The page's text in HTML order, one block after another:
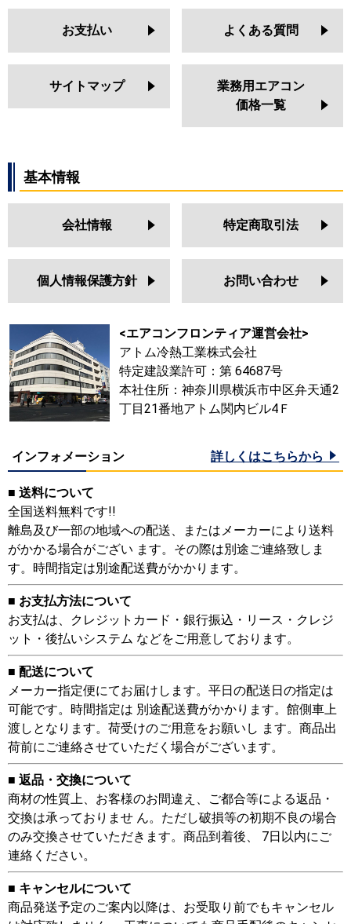
お支払い よくある質問
サイトマップ
業務用エアコン
価格一覧
基本情報
会社情報 特定商取引法
個人情報保護方針 お問い合わせ
<エアコンフロンティア運営会社>
アトム冷熱工業株式会社
特定建設業許可：第 64687号
本社住所：神奈川県横浜市中区弁天通2
丁目21番地アトム関内ビル4Ｆ
インフォメーション 詳しくはこちらから
■ 送料について
全国送料無料です!!
離島及び一部の地域への配送、またはメーカーにより送料
がかかる場合がござい ます。その際は別途ご連絡致しま
す。時間指定は別途配送費がかかります。
■ お支払方法について
お支払は、クレジットカード・銀行振込・リース・クレジ
ット・後払いシステム などをご用意しております。
■ 配送について
メーカー指定便にてお届けします。平日の配送日の指定は
可能です。時間指定は 別途配送費がかかります。館側車上
渡しとなります。荷受けのご用意をお願いし ます。商品出
荷前にご連絡させていただく場合がございます。
■ 返品・交換について
商材の性質上、お客様のお間違え、ご都合等による返品・
交換は承っておりませ ん。ただし破損等の初期不良の場合
のみ交換させていただきます。商品到着後、 7日以内にご
連絡ください。
■ キャンセルについて
商品発送予定のご案内以降は、お受取り前でもキャンセル